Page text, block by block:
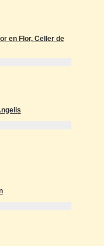
en Flor, Celler de